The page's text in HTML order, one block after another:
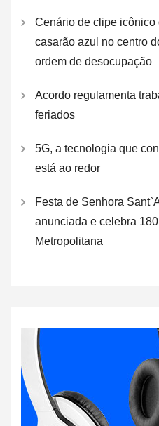
Cenário de clipe icônico
casarão azul no centro
ordem de desocupação
Acordo regulamenta
feriados
5G, a tecnologia que
está ao redor
Festa de Senhora
anunciada e celebra
Metropolitana